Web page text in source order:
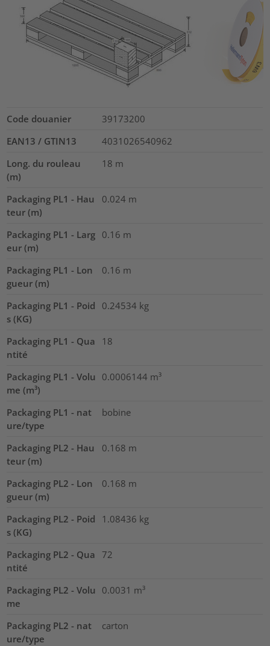
Code douanier
39173200
EAN13 / GTIN13
4031026540962
Long. du rouleau
(m)
18 m
Packaging PL1 - Hau
teur (m)
0.024 m
Packaging PL1 - Larg
eur (m)
0.16 m
Packaging PL1 - Lon
gueur (m)
0.16 m
Packaging PL1 - Poid
s (KG)
0.24534 kg
Packaging PL1 - Qua
ntité
18
Packaging PL1 - Volu
me (m³)
0.0006144 m³
Packaging PL1 - nat
ure/type
bobine
Packaging PL2 - Hau
teur (m)
0.168 m
Packaging PL2 - Lon
gueur (m)
0.168 m
Packaging PL2 - Poid
s (KG)
1.08436 kg
Packaging PL2 - Qua
ntité
72
Packaging PL2 - Volu
me
0.0031 m³
Packaging PL2 - nat
ure/type
carton